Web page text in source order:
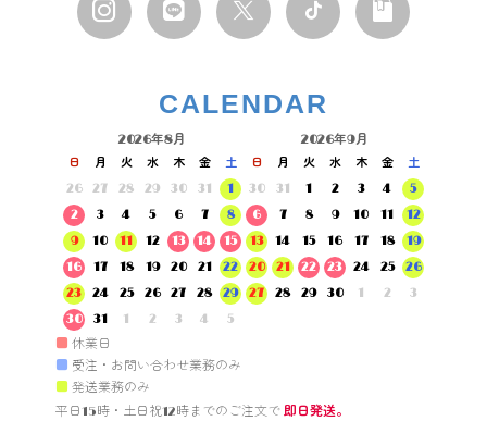
CALENDAR
2026年8月
日 月 火 水 木 金
土
26
27 28 29 30 31
1
2
3 4 5 6 7
8
9
10 11 12 13 14
15
16
17 18 19 20 21
22
23
24 25 26 27 28
29
30
31 1 2 3 4 5
2026年9月
日 月 火 水 木 金
土
30
31 1 2 3 4
5
6
7 8 9 10 11
12
13
14 15 16 17 18
19
20
21 22 23 24 25
26
27
28 29 30 1 2 3
■ 休業日
■ 受注・お問い合わせ業務のみ
■ 発送業務のみ
平日15時・土日祝12時までのご注文で 即日発送。